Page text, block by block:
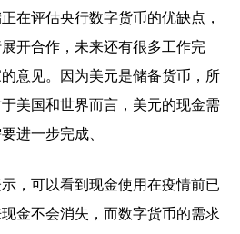
评估央行数字货币的优缺点，
开合作，未来还有很多工作完
意见。因为美元是储备货币，所
美国和世界而言，美元的现金需
进一步完成、
可以看到现金使用在疫情前已
金不会消失，而数字货币的需求